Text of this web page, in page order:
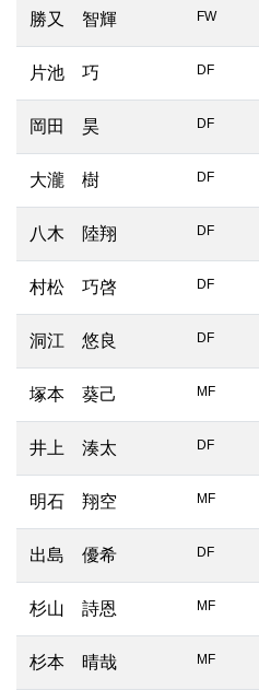
勝又 智輝 FW
片池 巧 DF
岡田 昊 DF
大瀧 樹 DF
八木 陸翔 DF
村松 巧啓 DF
洞江 悠良 DF
塚本 葵己 MF
井上 湊太 DF
明石 翔空 MF
出島 優希 DF
杉山 詩恩 MF
杉本 晴哉 MF